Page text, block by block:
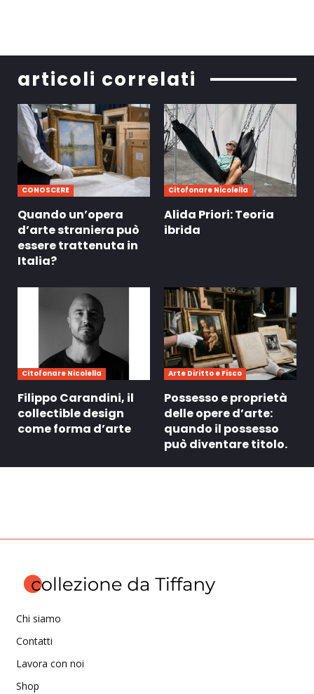
articoli correlati
CONOSCERE
Quando un’opera
d’arte straniera può
essere trattenuta in
Italia?
Citofonare Nicolella
Alida Priori: Teoria
ibrida
Citofonare Nicolella
Filippo Carandini, il
collectible design
come forma d’arte
Arte Diritto e Fisco
Possesso e proprietà
delle opere d’arte:
quando il possesso
può diventare titolo.
Chi siamo
Contatti
Lavora con noi
Shop